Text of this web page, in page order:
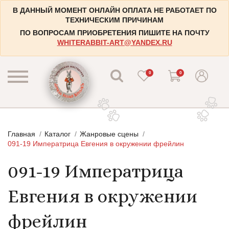
В ДАННЫЙ МОМЕНТ ОНЛАЙН ОПЛАТА НЕ РАБОТАЕТ ПО
ТЕХНИЧЕСКИМ ПРИЧИНАМ
ПО ВОПРОСАМ ПРИОБРЕТЕНИЯ ПИШИТЕ НА ПОЧТУ
WHITERABBIT-ART@YANDEX.RU
0 0
Пейзажи
Цветы и растения
Натюрморты
Натюрморты с винными бутылками
КОНТАКТЫ
НОВОСТИ
БЛОГ
ИНФОРМАЦИЯ
Главная Каталог
Жанровые сцены
091-19 Императрица Евгения в окружении фрейлин
091-19 Императрица
Евгения в окружении
фрейлин